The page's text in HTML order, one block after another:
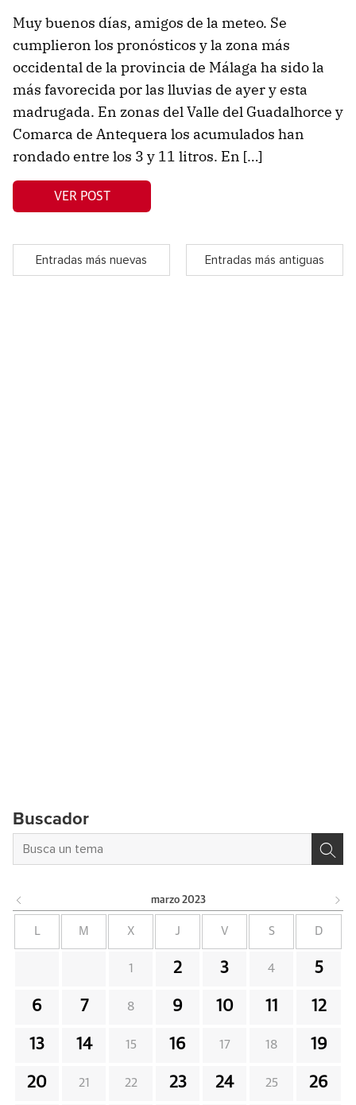
Muy buenos días, amigos de la meteo. Se
cumplieron los pronósticos y la zona más
occidental de la provincia de Málaga ha sido la
más favorecida por las lluvias de ayer y esta
madrugada. En zonas del Valle del Guadalhorce y
Comarca de Antequera los acumulados han
rondado entre los 3 y 11 litros. En […]
VER POST
Entradas más nuevas Entradas más antiguas
Buscador
marzo 2023
L M X J V S D
1 2 3 4 5
6 7 8 9 10 11 12
13 14 15 16 17 18 19
20 21 22 23 24 25 26